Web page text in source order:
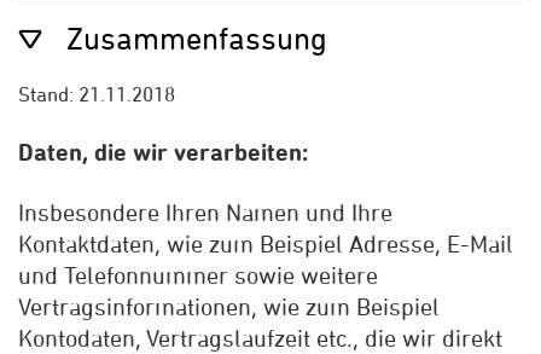
Zusammenfassung
Stand: 21.11.2018
Daten, die wir verarbeiten:
Insbesondere Ihren Namen und Ihre
Kontaktdaten, wie zum Beispiel Adresse, E-Mail
und Telefonnummer sowie weitere
Vertragsinformationen, wie zum Beispiel
Kontodaten, Vertragslaufzeit etc., die wir direkt